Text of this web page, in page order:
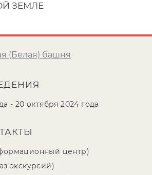
ЗЕМЛЕ
(Белая) башня
- 20 октября 2024 года
центр)
экскурсий)